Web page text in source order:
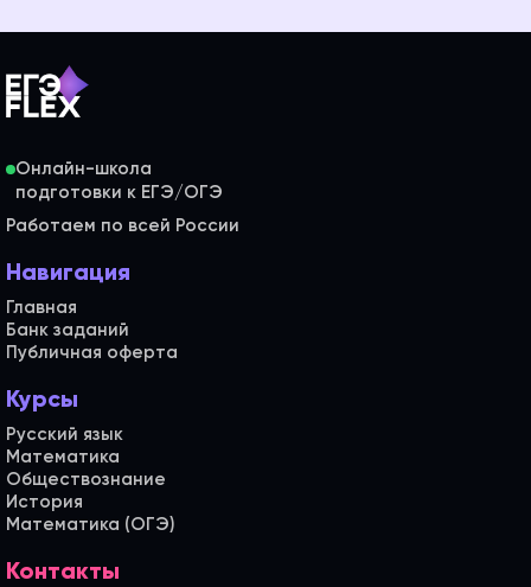
Онлайн-школа
Работаем по всей России
Навигация
Главная
Банк заданий
Публичная оферта
Курсы
Русский язык
Математика
Обществознание
История
Математика (ОГЭ)
Контакты